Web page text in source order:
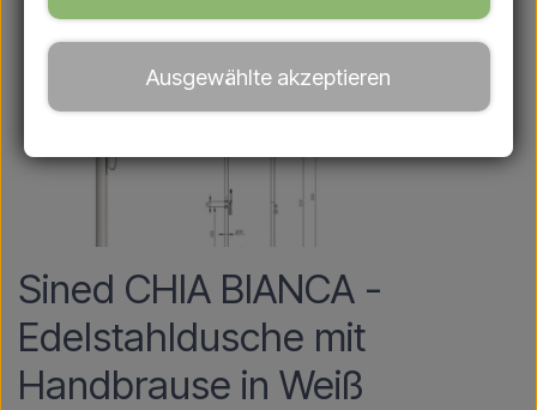
Sined CHIA BIANCA -
Edelstahldusche mit
Handbrause in Weiß
Ausgewählte akzeptieren